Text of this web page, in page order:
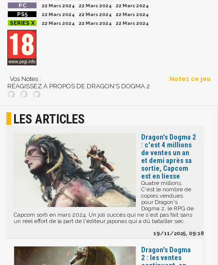
22 Mars 2024 22 Mars 2024
22 Mars 2024
22 Mars 2024
22 Mars 2024
22 Mars 2024
22 Mars 2024
22 Mars 2024 22 Mars 2024
Vos Notes :
Notez ce jeu
RÉAGISSEZ A PROPOS DE DRAGON'S DOGMA 2
LES ARTICLES
Dragon's Dogma 2
: c'est 4 millions
de ventes un an
et demi après sa
sortie, Capcom
est en liesse
Quatre millions.
C'est le nombre de
copies vendues
pour Dragon's
Dogma 2, le RPG de
Capcom sorti en mars 2024. Un joli succès qui ne s'est pas fait sans
un réel effort de la part de l'éditeur japonas qui a dû batailler sec.
19/11/2025, 09:18
Dragon's Dogma
2 : les ventes